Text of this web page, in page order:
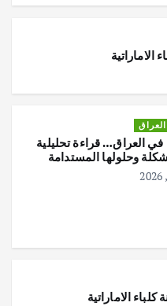
العراق
في العراق… قراءة تحليلية
وحلولها المستدامة
الاماراتية